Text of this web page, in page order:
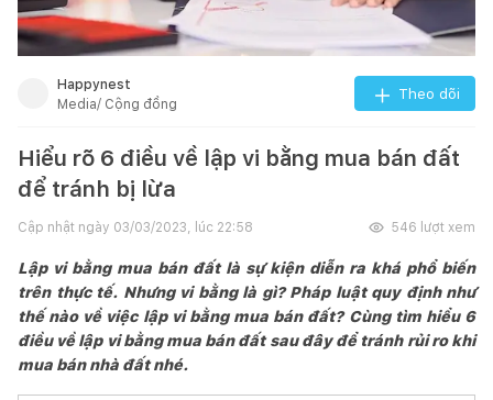
Happynest
Media/ Cộng đồng
Theo dõi
Hiểu rõ 6 điều về lập vi bằng mua bán đất
để tránh bị lừa
Cập nhật ngày 03/03/2023, lúc 22:58 546 lượt xem
Lập vi bằng mua bán đất là sự kiện diễn ra khá phổ biến
trên thực tế. Nhưng vi bằng là gì? Pháp luật quy định như
thế nào về việc lập vi bằng mua bán đất? Cùng tìm hiểu 6
điều về lập vi bằng mua bán đất sau đây để tránh rủi ro khi
mua bán nhà đất nhé.